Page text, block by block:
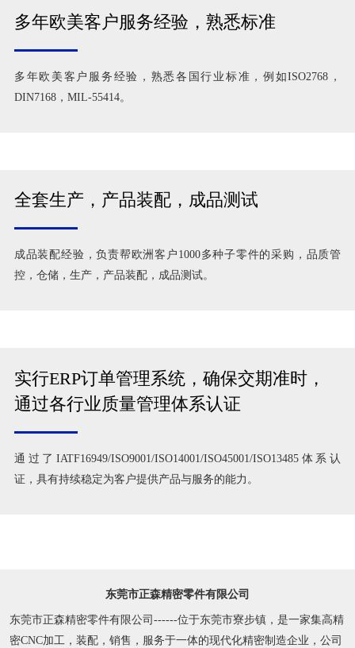
多年欧美客户服务经验，熟悉标准
多年欧美客户服务经验，熟悉各国行业标准，例如ISO2768，
DIN7168，MIL-55414。
全套生产，产品装配，成品测试
成品装配经验，负责帮欧洲客户1000多种子零件的采购，品质管
控，仓储，生产，产品装配，成品测试。
实行ERP订单管理系统，确保交期准时，
通过各行业质量管理体系认证
通过了IATF16949/ISO9001/ISO14001/ISO45001/ISO13485体系认
证，具有持续稳定为客户提供产品与服务的能力。
东莞市正森精密零件有限公司
东莞市正森精密零件有限公司------位于东莞市寮步镇，是一家集高精
密CNC加工，装配，销售，服务于一体的现代化精密制造企业，公司